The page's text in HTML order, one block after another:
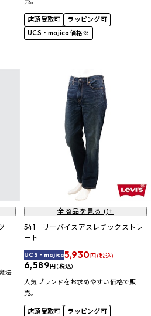
店頭受取可
ラッピング可
UCS・majica価格※
法
全商品を見る ()+
541 リーバイスアスレチックストレ
ート
UCS・majica5,930円 (税込)
6,589円 (税込)
人気ブランドをお求めやすい価格で販
売。
店頭受取可
ラッピング可